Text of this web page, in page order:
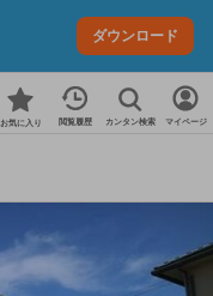
ダウンロード
お気に入り 閲覧履歴 カンタン検索 マイページ